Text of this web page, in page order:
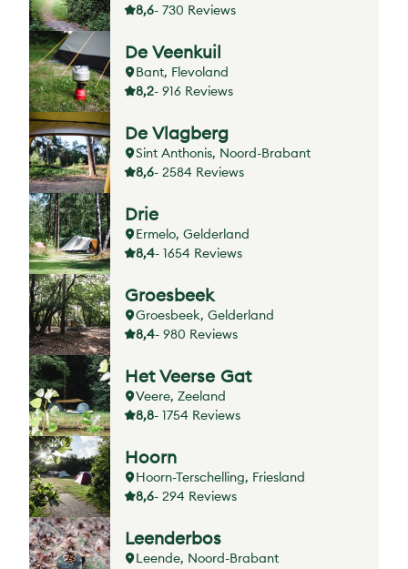
8,6- 730 Reviews
De Veenkuil
Bant, Flevoland
8,2- 916 Reviews
De Vlagberg
Sint Anthonis, Noord-Brabant
8,6- 2584 Reviews
Drie
Ermelo, Gelderland
8,4- 1654 Reviews
Groesbeek
Groesbeek, Gelderland
8,4- 980 Reviews
Het Veerse Gat
Veere, Zeeland
8,8- 1754 Reviews
Hoorn
Hoorn-Terschelling, Friesland
8,6- 294 Reviews
Leenderbos
Leende, Noord-Brabant